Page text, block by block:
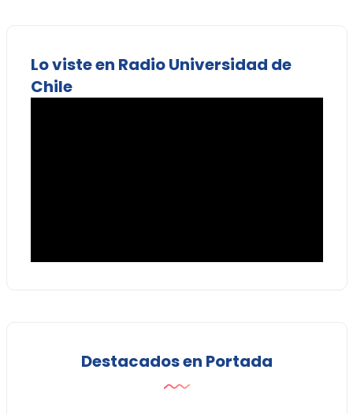
Lo viste en Radio Universidad de
Chile
Destacados en Portada